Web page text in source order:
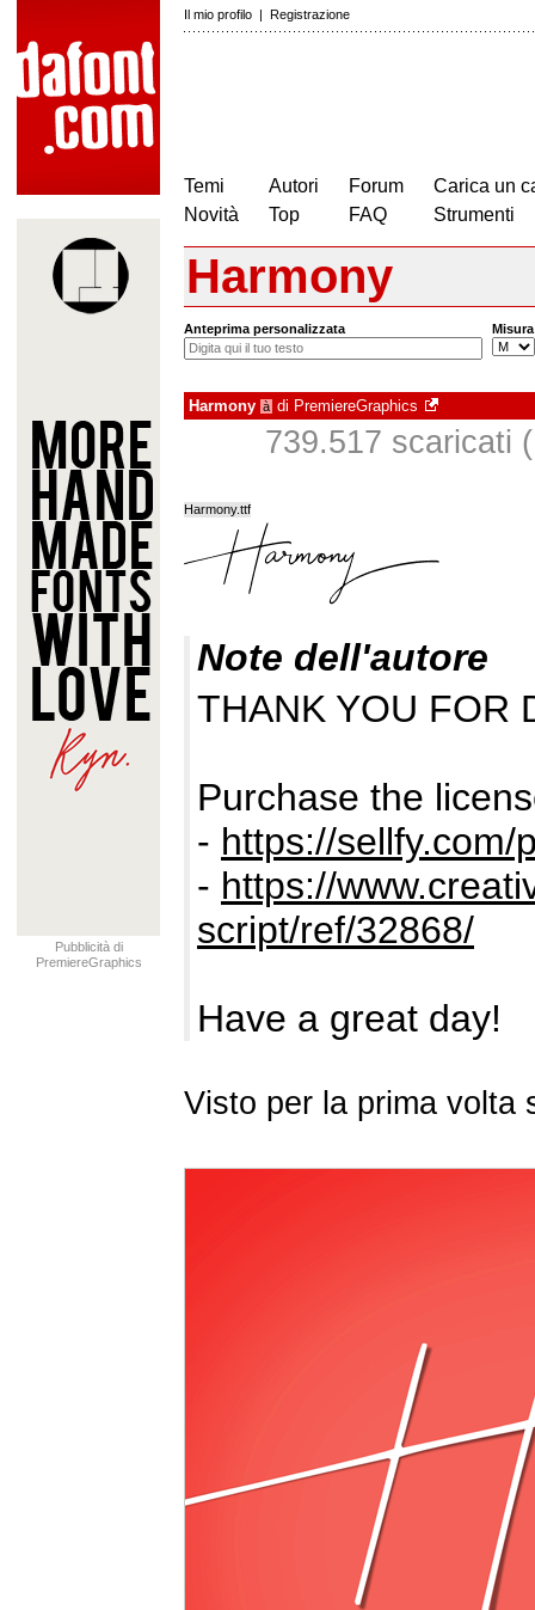
Il mio profilo | Registrazione
Temi
Novità
Autori
Top
Forum
FAQ
Carica un
Strumenti
Pubblicità di
PremiereGraphics
Harmony
Anteprima personalizzata Misura
Harmony à di PremiereGraphics
739.517 scaricati
Harmony.ttf
Note dell'autore
THANK YOU FOR
Purchase the
- https://sellfy.com/
- https://
script/ref/32868/
Have a great day!
Visto per la prima volta